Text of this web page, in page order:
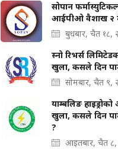
सोपान
आईपीओ वैशाख २
बुधबार, चैत १८,
स्नो रिभर्स
खुला, कसले दिन
सोमबार, चैत ९,
याम्बलिङ
खुला, कसले दिन
?
आइतबार, चैत ८,